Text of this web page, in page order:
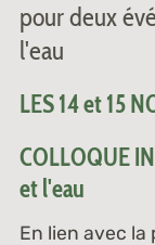
pour deux
l'eau
LES 14 et 15
COLLOQUE
et l'eau
En lien avec